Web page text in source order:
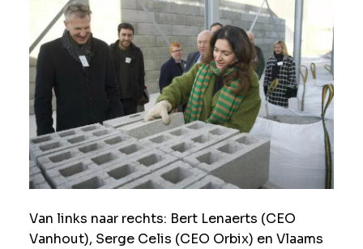
Van links naar rechts: Bert Lenaerts (CEO
Vanhout), Serge Celis (CEO Orbix) en Vlaams